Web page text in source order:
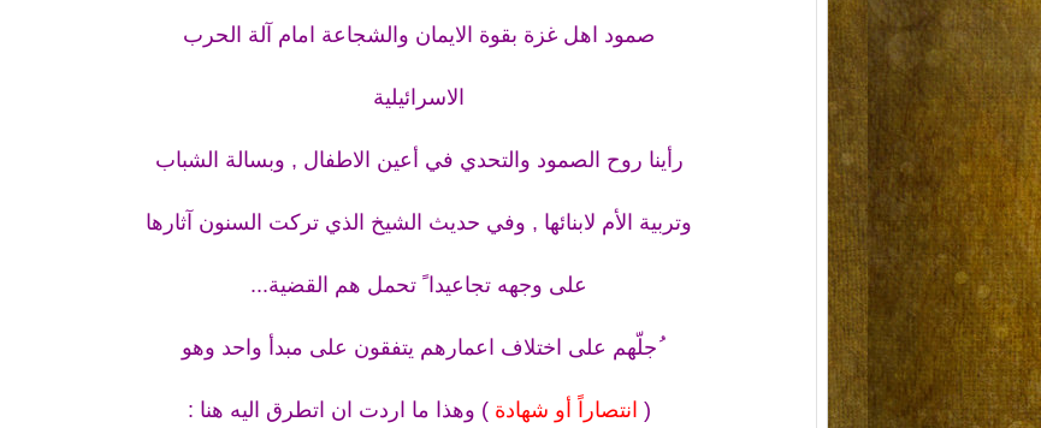
صمود اهل غزة بقوة الايمان والشجاعة امام آلة الحرب
الاسرائيلية
رأينا روح الصمود والتحدي في أعين الاطفال , وبسالة الشباب
وتربية الأم لابنائها , وفي حديث الشيخ الذي تركت السنون آثارها
على وجهه تجاعيدا ً تحمل هم القضية...
ُجلّهم على اختلاف اعمارهم يتفقون على مبدأ واحد وهو
( انتصاراً أو شهادة ) وهذا ما اردت ان اتطرق اليه هنا :